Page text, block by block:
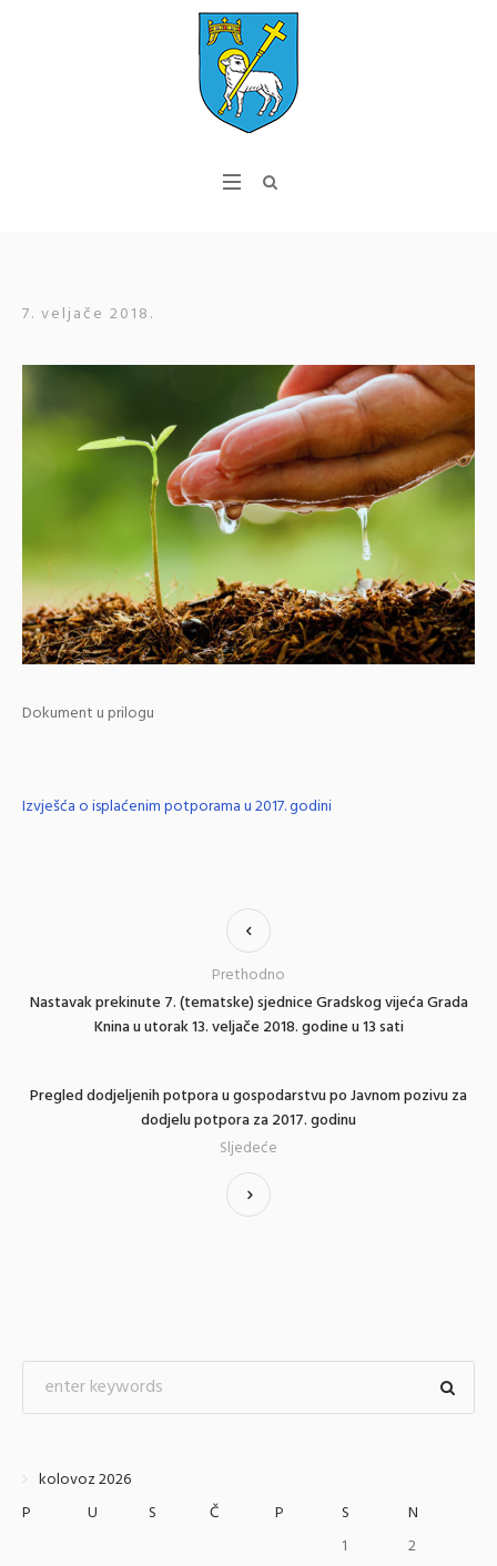
7. veljače 2018.
Dokument u prilogu
Izvješća o isplaćenim potporama u 2017. godini
Nastavak prekinute 7. (tematske) sjednice Gradskog vijeća Grada
Knina u utorak 13. veljače 2018. godine u 13 sati
Prethodno
Pregled dodjeljenih potpora u gospodarstvu po Javnom pozivu za
dodjelu potpora za 2017. godinu
Sljedeće
kolovoz 2026
P
U S Č P S
N
1
2